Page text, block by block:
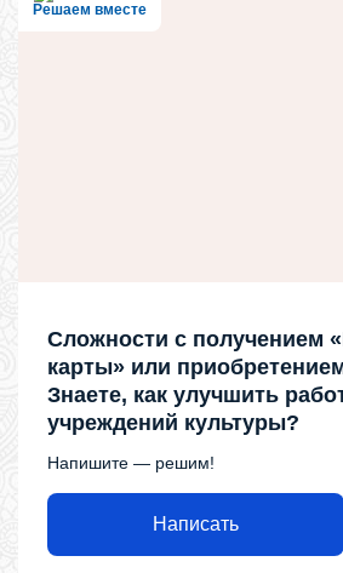
Решаем вместе
Сложности с получением
карты» или
Знаете, как улучшить
учреждений культуры?
Напишите — решим!
Написать